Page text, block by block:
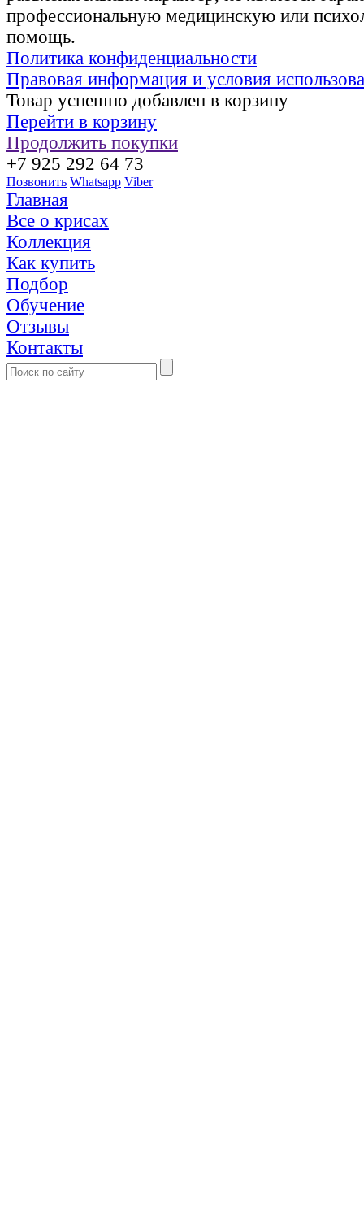
профессиональную медицинскую или
помощь.
Политика конфиденциальности
Правовая информация и условия
Товар успешно добавлен в корзину
Перейти в корзину
Продолжить покупки
+7 925 292 64 73
Позвонить Whatsapp Viber
Главная
Все о крисах
Коллекция
Как купить
Подбор
Обучение
Отзывы
Контакты